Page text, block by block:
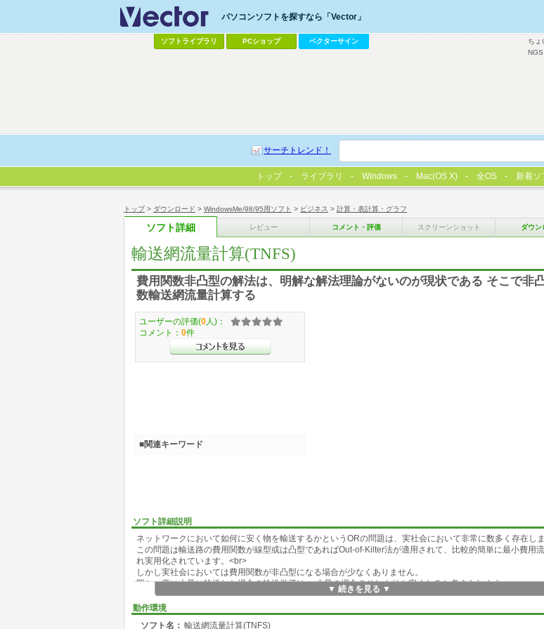
トップ> ダウンロード > WindowsMe/98/95用ソフト > ビジネス > 計算・表計算・グラフ
ソフト詳細 レビュー コメント・評価 スクリーンショット ダウン
輸送網流量計算(TNFS)
費用関数非凸型の解法は、明解な解法理論がないのが現状である そこで非
数輸送網流量計算する
ソフト詳細説明
ネットワークにおいて如何に安く物を輸送するかというORの問題は、実社会において非常に数多く存在しま
この問題は輸送路の費用関数が線型或は凸型であればOut-of-Kilter法が適用されて、比較的簡単に最小費用
れ実用化されています。<br>
しかし実社会においては費用関数が非凸型になる場合が少なくありません。
即ち一度に大量に輸送した場合の輸送単価は、 少量の場合のそれよりも安くなると考えられます。
ところが輸送問題で最も一般的費用関数である非凸型の解法は、 明解な解法理論がないのが現状です。
そこでこの問題にBranch&Bound法(分岐限定法)を主プログラムとし、Out-Of-Kilter法を副プログラムとした
し、非凸費用関数のネットワーク最小費用流量を計算するのがTNFSであります。<br>
▼ 続きを見る ▼
動作環境
ソフト名： 輸送網流量計算(TNFS)
ユーザーの評価(0 人)：
コメント： 0件
■関連キーワード
ちょ
パソコンソフトを探すなら「Vector」
ソフトライブラリ PCショップ ベクターサイン
サーチトレンド！
トップ ライブラリ Windows Mac(OS X) 全OS 新着ソ